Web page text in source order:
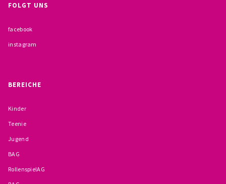
FOLGT UNS
facebook
instagram
BEREICHE
Kinder
Teenie
Jugend
BAG
RollenspielAG